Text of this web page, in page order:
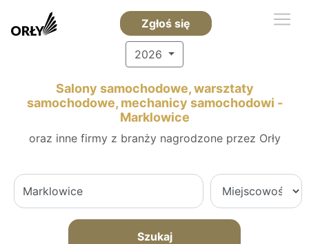
Zgłoś się
2026
Salony samochodowe, warsztaty
samochodowe, mechanicy samochodowi -
Marklowice
oraz inne firmy z branży nagrodzone przez Orły
Szukaj